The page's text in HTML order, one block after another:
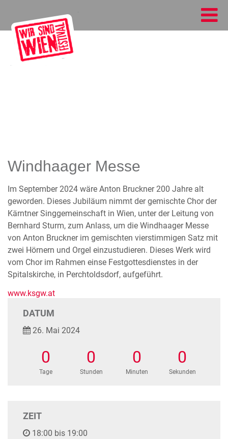
Windhaager Messe
Im September 2024 wäre Anton Bruckner 200 Jahre alt
geworden. Dieses Jubiläum nimmt der gemischte Chor der
Kärntner Singgemeinschaft in Wien, unter der Leitung von
Bernhard Sturm, zum Anlass, um die Windhaager Messe
von Anton Bruckner im gemischten vierstimmigen Satz mit
zwei Hörnern und Orgel einzustudieren. Dieses Werk wird
vom Chor im Rahmen einse Festgottesdienstes in der
Spitalskirche, in Perchtoldsdorf, aufgeführt.
www.ksgw.at
DATUM
26. Mai 2024
0
Tage
0
Stunden
0
Minuten
0
Sekunden
ZEIT
18:00 bis 19:00